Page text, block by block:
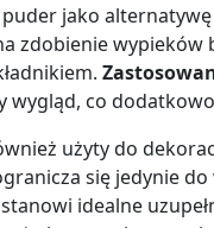
jako
zdobienie
wygląd, co
użyty do
się jedynie
idealne